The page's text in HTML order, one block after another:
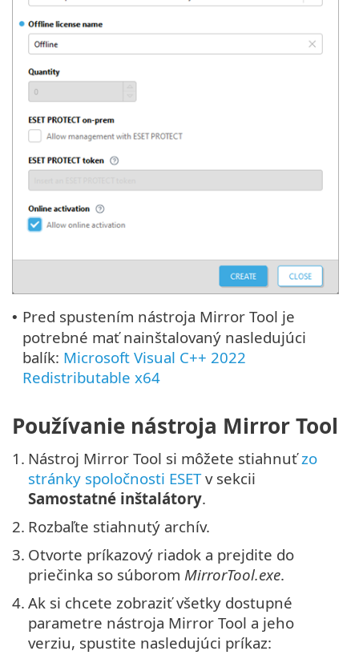
• Pred spustením nástroja Mirror Tool je
potrebné mať nainštalovaný nasledujúci
balík: Microsoft Visual C++ 2022
Redistributable x64
Používanie nástroja Mirror Tool
1. Nástroj Mirror Tool si môžete stiahnuťzo
stránky spoločnosti ESETv sekcii
Samostatné inštalátory.
2. Rozbaľte stiahnutý archív.
3. Otvorte príkazový riadok a prejdite do
priečinka so súborom MirrorTool.exe.
4. Ak si chcete zobraziť všetky dostupné
parametre nástroja Mirror Tool a jeho
verziu, spustite nasledujúci príkaz: